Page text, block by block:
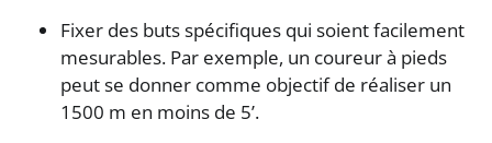
Fixer des buts spécifiques qui soient facilement
mesurables. Par exemple, un coureur à pieds
peut se donner comme objectif de réaliser un
1500 m en moins de 5’.